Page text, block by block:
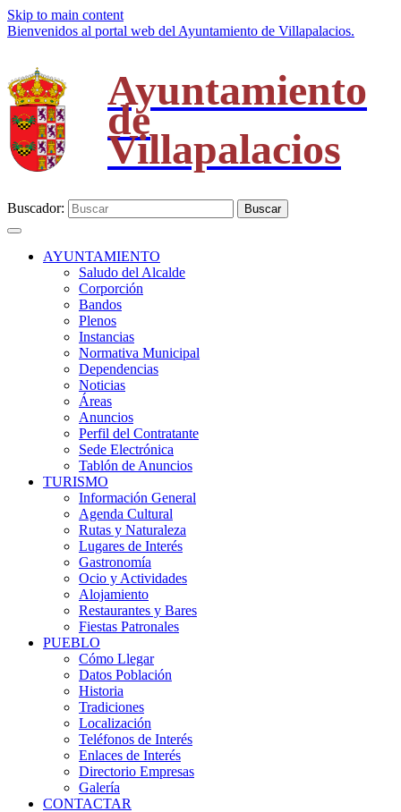
Skip to main content
Bienvenidos al portal web del Ayuntamiento de Villapalacios.
Ayuntamiento
de
Villapalacios
Buscador: Buscar
AYUNTAMIENTO
Saludo del Alcalde
Corporción
Bandos
Plenos
Instancias
Normativa Municipal
Dependencias
Noticias
Áreas
Anuncios
Perfil del Contratante
Sede Electrónica
Tablón de Anuncios
TURISMO
Información General
Agenda Cultural
Rutas y Naturaleza
Lugares de Interés
Gastronomía
Ocio y Actividades
Alojamiento
Restaurantes y Bares
Fiestas Patronales
PUEBLO
Cómo Llegar
Datos Población
Historia
Tradiciones
Localización
Teléfonos de Interés
Enlaces de Interés
Directorio Empresas
Galería
CONTACTAR